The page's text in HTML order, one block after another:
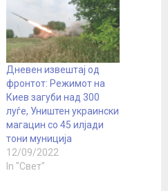
Дневен извештај од
фронтот: Режимот на
Киев загуби над 300
луѓе, Уништен украински
магацин со 45 илјади
тони муниција
12/09/2022
In "Свет"